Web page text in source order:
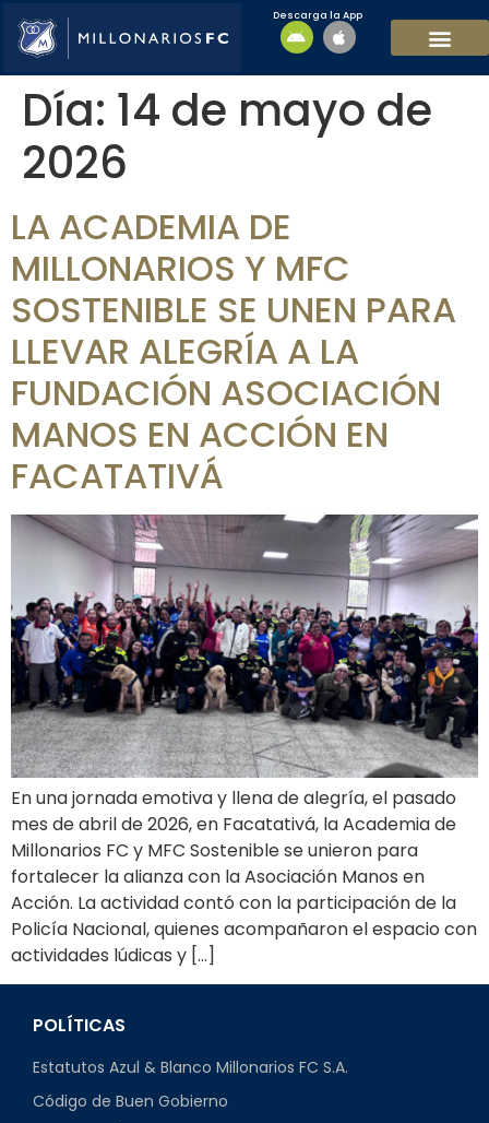
Descarga la App
Día: 14 de mayo de
2026
LA ACADEMIA DE
MILLONARIOS Y MFC
SOSTENIBLE SE UNEN PARA
LLEVAR ALEGRÍA A LA
FUNDACIÓN ASOCIACIÓN
MANOS EN ACCIÓN EN
FACATATIVÁ
En una jornada emotiva y llena de alegría, el pasado
mes de abril de 2026, en Facatativá, la Academia de
Millonarios FC y MFC Sostenible se unieron para
fortalecer la alianza con la Asociación Manos en
Acción. La actividad contó con la participación de la
Policía Nacional, quienes acompañaron el espacio con
actividades lúdicas y […]
POLÍTICAS
Estatutos Azul & Blanco Millonarios FC S.A.
Código de Buen Gobierno